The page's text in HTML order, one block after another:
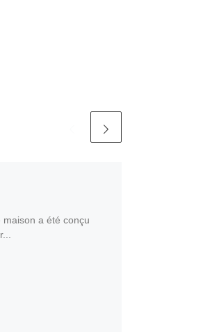
maison a été conçu